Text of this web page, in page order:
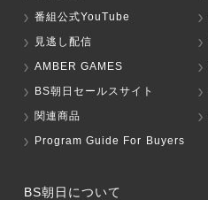
番組公式YouTube
見逃し配信
AMBER GAMES
BS朝日セールスサイト
関連商品
Program Guide For Buyers
BS朝日について